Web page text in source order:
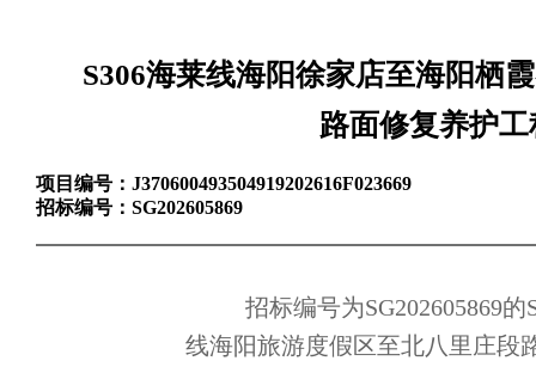
S306海莱线海阳徐家店至海阳栖
路面修复养护
项目编号： J370600493504919202616F023669
招标编号： SG202605869
招标编号为SG202605869
线海阳旅游度假区至北八里庄段